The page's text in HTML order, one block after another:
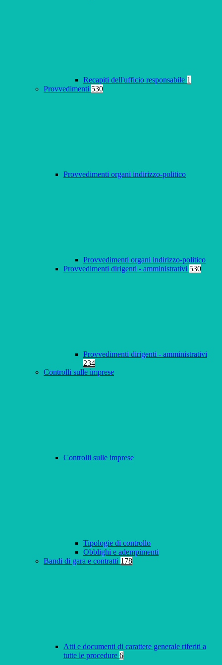
Recapiti dell'ufficio responsabile 1
Provvedimenti 530
Provvedimenti organi indirizzo-politico
Provvedimenti organi indirizzo-politico
Provvedimenti dirigenti - amministrativi 530
Provvedimenti dirigenti - amministrativi
234
Controlli sulle imprese
Controlli sulle imprese
Tipologie di controllo
Obblighi e adempimenti
Bandi di gara e contratti 178
Atti e documenti di carattere generale riferiti a
tutte le procedure 6